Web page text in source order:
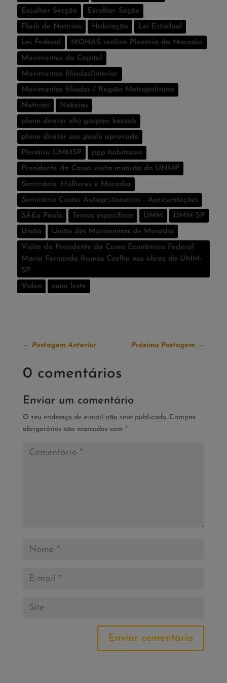
Escolher Secção Escolher Seção
Flash de Notí­cias Habitação Lei Estadual
Lei Federal MOHAS realiza Plenária da Moradia
Movimentos da Capital
Movimentos filiados/interior
Movimentos filiados / Região Metropolitana
Notícias Notí­cias
plano diretor elio gaspari kassab
plano diretor sao paulo aprovado
Plenária UMMSP ppp habitacao
Presidente da Caixa visita mutirão da UNMP
Seminário: Mulheres e Moradia
Seminário Custos Autogestionários - Apresentações
SÃ£o Paulo Temas especí­ficos UMM UMM-SP
União União dos Movimentos de Moradia
Visita da Presidente da Caixa Econômica Federal
Maria Fernanda Ramos Coelho nas obras da UMM-
SP
Vídeo zona leste
← Postagem Anterior Próxima Postagem →
0 comentários
Enviar um comentário
O seu endereço de e-mail não será publicado. Campos
obrigatórios são marcados com *
Enviar comentário